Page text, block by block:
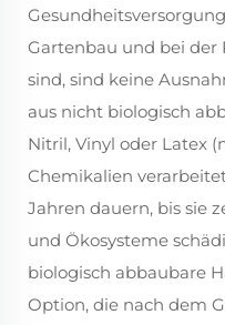
Gartenbau und bei
sind, sind keine
aus nicht biologisch
Nitril, Vinyl oder Latex
Chemikalien
Jahren dauern, bis sie
und Ökosysteme
biologisch abbaubare
Option, die nach dem